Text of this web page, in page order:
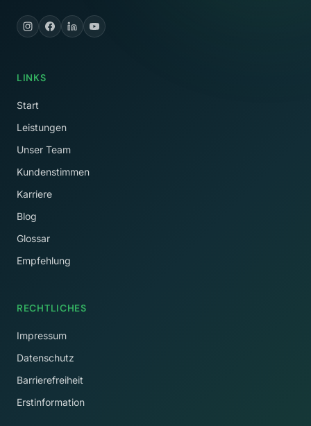
LINKS
Start
Leistungen
Unser Team
Kundenstimmen
Karriere
Blog
Glossar
Empfehlung
RECHTLICHES
Impressum
Datenschutz
Barrierefreiheit
Erstinformation